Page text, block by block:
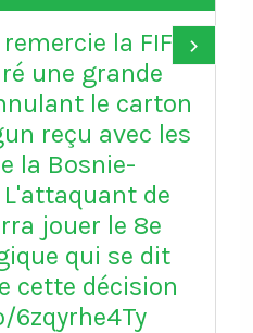
la FIFA
une grande
le carton
reçu avec les
la Bosnie-
L'attaquant de
jouer le 8e
qui se dit
cette décision
›